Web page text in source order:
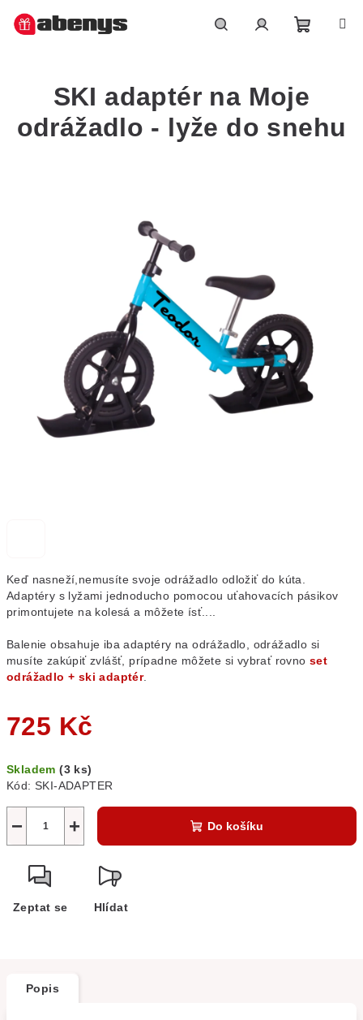
košík
Keď nasneží,nemusíte svoje odrážadlo odložiť do kúta.
Adaptéry s lyžami jednoducho pomocou uťahovacích pásikov
primontujete na kolesá a môžete ísť....
Balenie obsahuje iba adaptéry na odrážadlo, odrážadlo si
musíte zakúpiť zvlášť, prípadne môžete si vybrať rovno set
odrážadlo + ski adaptér.
725 Kč
cena:
Skladem(3 ks)
Kód: SKI-ADAPTER
+
− Do košíku
Zeptat se Hlídat
SKI adaptér na Moje
odrážadlo - lyže do snehu
Popis